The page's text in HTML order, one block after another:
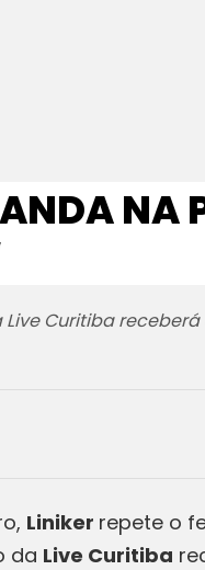
NA
Curitiba
Liniker repete o
da Live Curitiba